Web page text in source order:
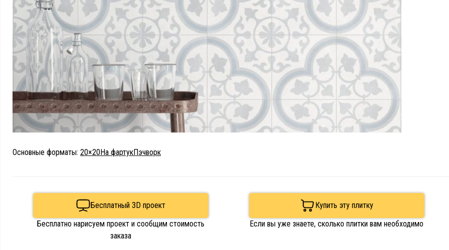
Основные форматы: 20×20На фартукПэчворк
Бесплатный 3D проект
Бесплатно нарисуем проект и сообщим стоимость
заказа
Купить эту плитку
Если вы уже знаете, сколько плитки вам необходимо